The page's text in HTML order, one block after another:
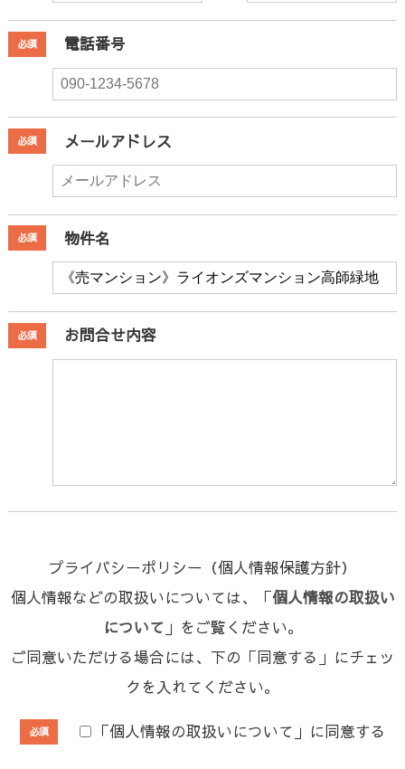
必須 電話番号
必須 メールアドレス
必須 物件名
必須 お問合せ内容
プライバシーポリシー（個人情報保護方針）
個人情報などの取扱いについては、「個人情報の取扱い
について 」をご覧ください。
ご同意いただける場合には、下の「同意する」にチェッ
クを入れてください。
必須 「個人情報の取扱いについて」に同意する